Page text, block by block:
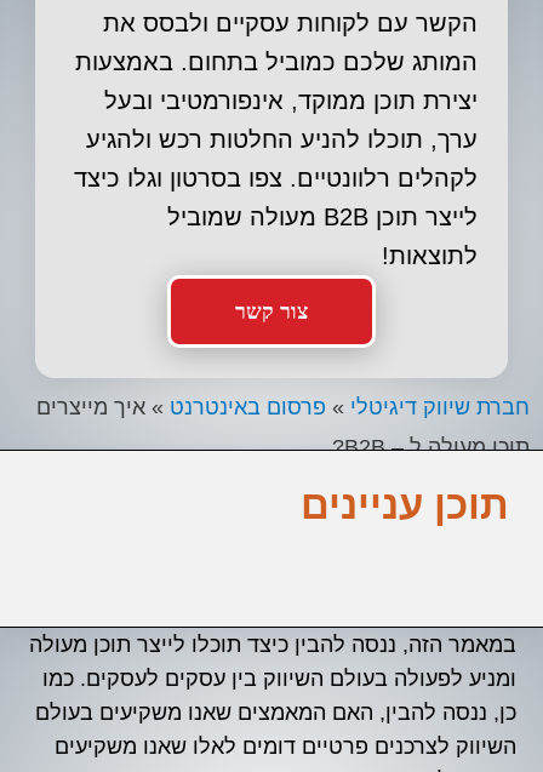
הקשר עם לקוחות עסקיים ולבסס את
המותג שלכם כמוביל בתחום. באמצעות
יצירת תוכן ממוקד, אינפורמטיבי ובעל
ערך, תוכלו להניע החלטות רכש ולהגיע
לקהלים רלוונטיים. צפו בסרטון וגלו כיצד
לייצר תוכן B2B מעולה שמוביל
לתוצאות!
צור קשר
חברת שיווק דיגיטלי » פרסום באינטרנט » איך מייצרים
תוכן מעולה ל – B2B?
תוכן עניינים
במאמר הזה, ננסה להבין כיצד תוכלו לייצר תוכן מעולה
ומניע לפעולה בעולם השיווק בין עסקים לעסקים. כמו
כן, ננסה להבין, האם המאמצים שאנו משקיעים בעולם
השיווק לצרכנים פרטיים דומים לאלו שאנו משקיעים